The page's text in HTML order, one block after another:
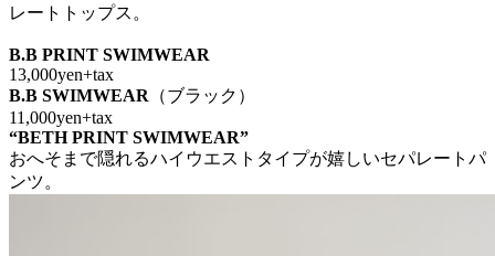
レートトップス。
B.B PRINT SWIMWEAR
13,000yen+tax
B.B SWIMWEAR （ブラック）
11,000yen+tax
“BETH PRINT SWIMWEAR”
おへそまで隠れるハイウエストタイプが嬉しいセパレートパ
ンツ。